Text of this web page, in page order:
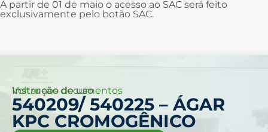
A partir de 01 de maio o acesso ao SAC será feito
exclusivamente pelo botão SAC.
Voltar aos documentos
Instrução de uso
540209/ 540225 – ÁGAR
KPC CROMOGÊNICO